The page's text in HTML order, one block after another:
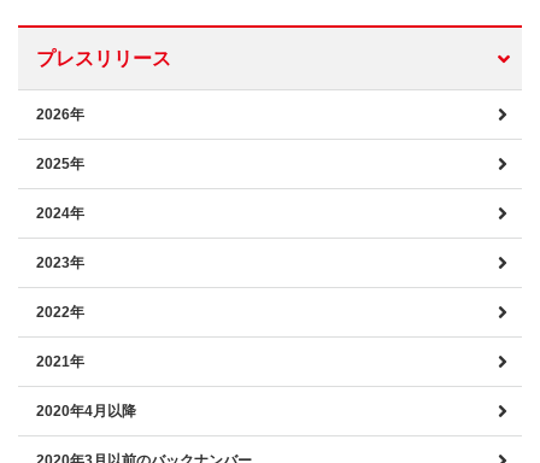
プレスリリース
2026年
2025年
2024年
2023年
2022年
2021年
2020年4月以降